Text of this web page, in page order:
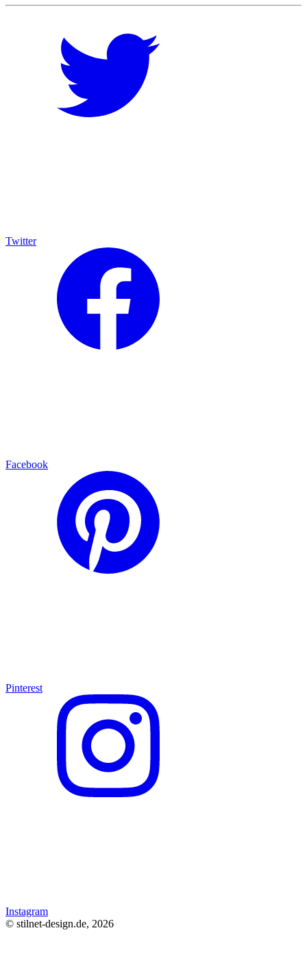
Twitter
Facebook
Pinterest
Instagram
© stilnet-design.de, 2026